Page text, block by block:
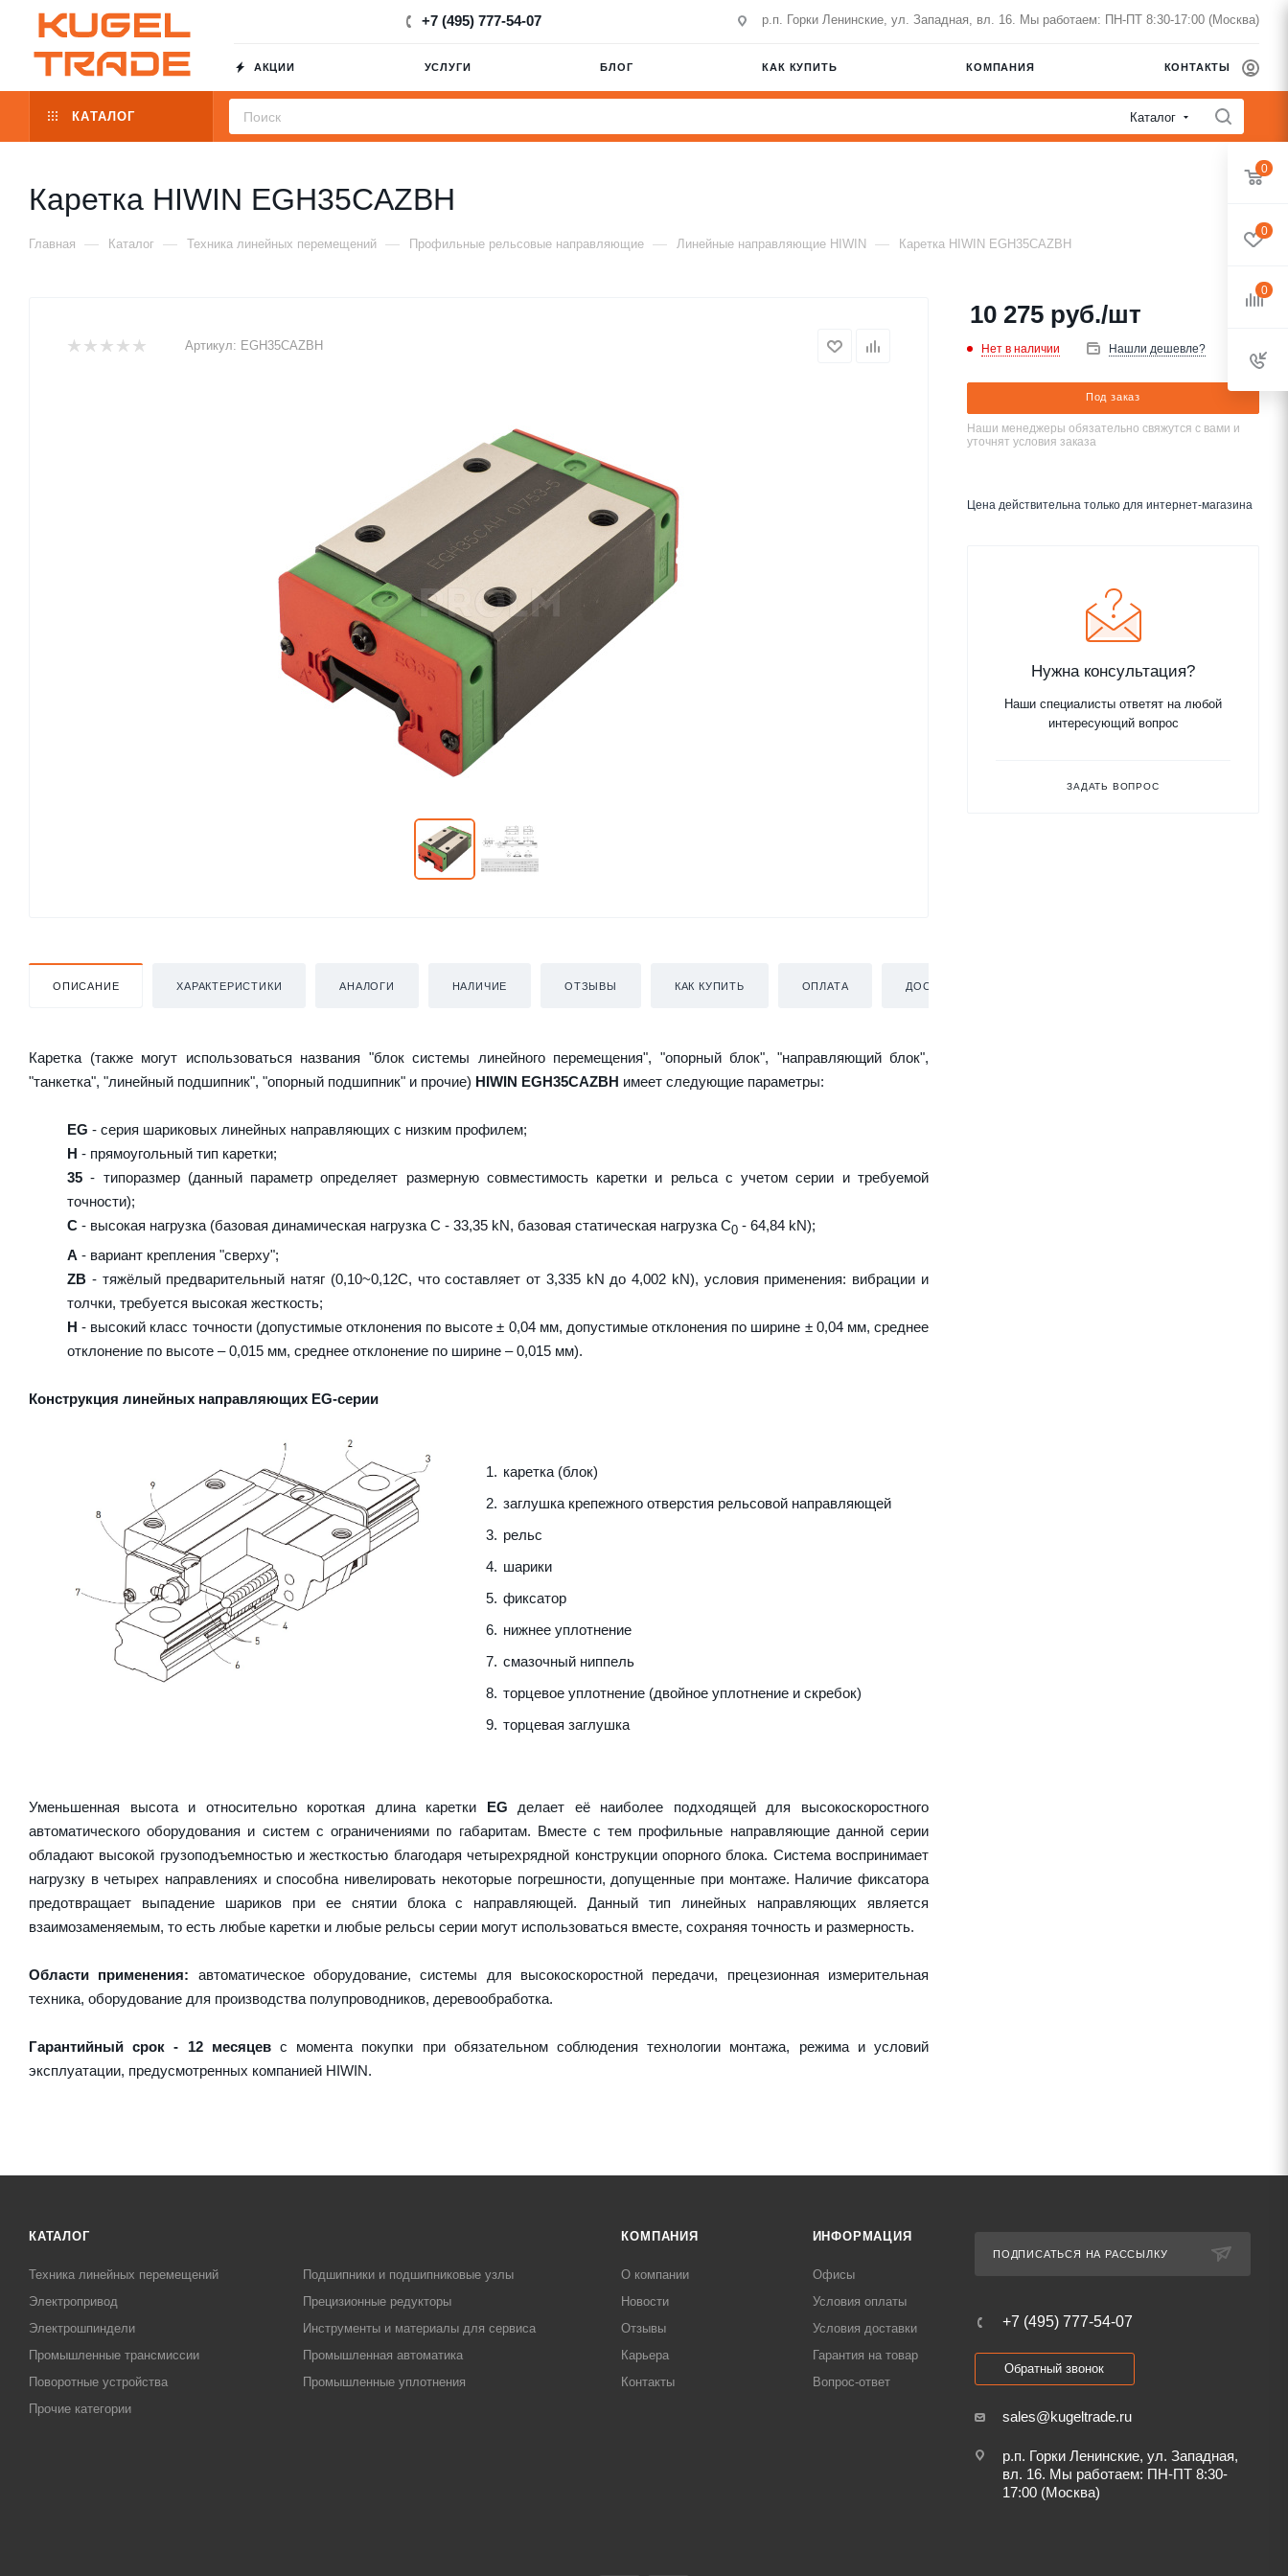
+7 (495) 777-54-07 р.п. Горки Ленинские, ул. Западная, вл. 16. Мы работаем: ПН-ПТ 8:30-17:00 (Москва)
АКЦИИ УСЛУГИ БЛОГ КАК КУПИТЬ КОМПАНИЯ КОНТАКТЫ
КАТАЛОГ Каталог
Каретка HIWIN EGH35CAZBH
Главная — Каталог — Техника линейных перемещений — Профильные рельсовые направляющие — Линейные направляющие HIWIN — Каретка HIWIN EGH35CAZBH
Артикул: EGH35CAZBH
ОПИСАНИЕ ХАРАКТЕРИСТИКИ АНАЛОГИ НАЛИЧИЕ ОТЗЫВЫ КАК КУПИТЬ ОПЛАТА ДОСТАВКА
Каретка (также могут использоваться названия "блок системы линейного перемещения", "опорный блок", "направляющий блок",
"танкетка", "линейный подшипник", "опорный подшипник" и прочие) HIWIN EGH35CAZBH имеет следующие параметры:
EG - серия шариковых линейных направляющих с низким профилем;
H - прямоугольный тип каретки;
35 - типоразмер (данный параметр определяет размерную совместимость каретки и рельса с учетом серии и требуемой
точности);
C - высокая нагрузка (базовая динамическая нагрузка C - 33,35 kN, базовая статическая нагрузка С0 - 64,84 kN);
A - вариант крепления "сверху";
ZB - тяжёлый предварительный натяг (0,10~0,12C, что составляет от 3,335 kN до 4,002 kN), условия применения: вибрации и
толчки, требуется высокая жесткость;
H - высокий класс точности (допустимые отклонения по высоте ± 0,04 мм, допустимые отклонения по ширине ± 0,04 мм, среднее
отклонение по высоте – 0,015 мм, среднее отклонение по ширине – 0,015 мм).
Конструкция линейных направляющих EG-серии
каретка (блок)
заглушка крепежного отверстия рельсовой направляющей
рельс
шарики
фиксатор
нижнее уплотнение
смазочный ниппель
торцевое уплотнение (двойное уплотнение и скребок)
торцевая заглушка
Уменьшенная высота и относительно короткая длина каретки EG делает её наиболее подходящей для высокоскоростного
автоматического оборудования и систем с ограничениями по габаритам. Вместе с тем профильные направляющие данной серии
обладают высокой грузоподъемностью и жесткостью благодаря четырехрядной конструкции опорного блока. Система воспринимает
нагрузку в четырех направлениях и способна нивелировать некоторые погрешности, допущенные при монтаже. Наличие фиксатора
предотвращает выпадение шариков при ее снятии блока с направляющей. Данный тип линейных направляющих является
взаимозаменяемым, то есть любые каретки и любые рельсы серии могут использоваться вместе, сохраняя точность и размерность.
Области применения: автоматическое оборудование, системы для высокоскоростной передачи, прецезионная измерительная
техника, оборудование для производства полупроводников, деревообработка.
Гарантийный срок - 12 месяцевс момента покупки при обязательном соблюдения технологии монтажа, режима и условий
эксплуатации, предусмотренных компанией HIWIN.
10 275 руб./шт
Нет в наличии Нашли дешевле?
Под заказ
Наши менеджеры обязательно свяжутся с вами и
уточнят условия заказа
Цена действительна только для интернет-магазина
Нужна консультация?
Наши специалисты ответят на любой
интересующий вопрос
ЗАДАТЬ ВОПРОС
КАТАЛОГ
Техника линейных перемещений
Подшипники и подшипниковые узлы
Электропривод
Прецизионные редукторы
Электрошпиндели
Инструменты и материалы для сервиса
Промышленные трансмиссии
Промышленная автоматика
Поворотные устройства
Промышленные уплотнения
Прочие категории
КОМПАНИЯ
О компании
Новости
Отзывы
Карьера
Контакты
ИНФОРМАЦИЯ
Офисы
Условия оплаты
Условия доставки
Гарантия на товар
Вопрос-ответ
ПОДПИСАТЬСЯ НА РАССЫЛКУ
+7 (495) 777-54-07
Обратный звонок
sales@kugeltrade.ru
р.п. Горки Ленинские, ул. Западная,
вл. 16. Мы работаем: ПН-ПТ 8:30-
17:00 (Москва)
0
0
0